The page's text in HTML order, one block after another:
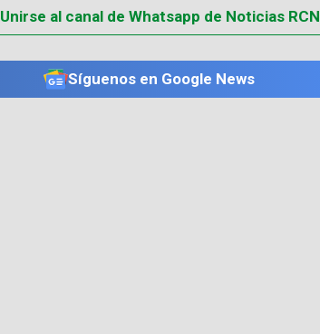
Unirse al canal de Whatsapp de Noticias RCN
Síguenos en Google News